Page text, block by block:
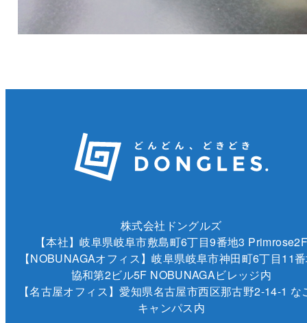
株式会社ドングルズ
【本社】岐阜県岐阜市敷島町6丁目9番地3
【NOBUNAGAオフィス】岐阜県岐阜市神田町6丁目11
協和第2ビル5F NOBUNAGAビレッジ内
【名古屋オフィス】愛知県名古屋市西区那古野2-14-1 な
キャンパス内